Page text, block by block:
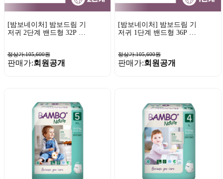
[밤보네이처] 밤보드림 기
저귀 2단계 밴드형 32P x
정상가:105,600원
판매가:회원공개
[밤보네이처] 밤보드림 기
저귀 1단계 밴드형 36P x
정상가:105,600원
판매가:회원공개